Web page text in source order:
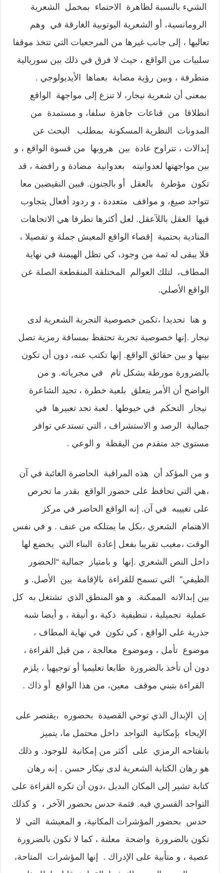
الشيء بالنسبة لظاهرة الاحتماء بمخمل الشعرية
الرومانسية، أو الشعرية اليوتوبية الغارقة في وهم
تعاليها ، إلى جانب غيرها من المرجعيات التي تتخذ موقفا
سلبيات من الواقع ، حيث لا فرق في ذلك بين سوريالية
متطرفة ، وبين رؤية مصابة بعماها الأيديولوجي .
بمعنى أن شعرية نيجار، لا تنزع إلى مواجهة الواقع
انطلاقا من قناعات جاهزة سلفا، و مستمدة من
المدونات النظرية المسكونة بمطلب البحث عن
إبدالات ، تتراوح عادة بين هروبها من قسوة الواقع ، و
بين مواجهتها لعدوانيته بعدوانية مضادة و رافضة ، قد
تكون مؤطرة بالعقل أو بالجنون. فبين النقيضين معا
تتواجد صيغ، و مواقف متعددة ، و ردود أفعال يتجاوب
فيها العقل باللآعقل. لعل أكثرها تطرفا هي الاتجاهات
المنادية بحتمية إقصاء الواقع المعيش جملة و تفصيلا ،
فلا يبقى له ثمة من وجود، كي تظل الهيمنة في نهاية
المطاف، لتلك العوالم المختلقة المنقطعة الصلة عن
الواقع الأصلي.
و هنا تحديدا ،تكمن خصوصية التجربة الشعرية لدى
نيجار .إنها خصوصية تجربة تحتفظ بمسافة رمزية تصل
بينها و بين حقائق الواقع. إنها تكتب عنه، دون أن تكون
بالضرورة مورطة بشكل تام في مجرياته. و من
الواضح أن الأمر يتعلق بلعبة خطرة ، تجيد الشاعرة
نيجار التحكم في خيوطها . لعبة تجد تعبيرها في
جمالية الرصد و الاستشراف ، التي تستدعي توافر
مستوى جد متقدم من اليقظة و الوعي .
و من المؤكد أن هذه المراقبة الحاضرة الغائبة في آن
،هي التي تحافظ على حضور الواقع بقدر ما تحرص
على تغييبه في آن. إنه الواقع الحاضر في مركز
الاهتمام الشعري ،بكل ما يمتلكه من عنف . و في نفس
الوقت ،مغيب تقريبا بفعل إعادة البناء التي يخضع لها
داخل النص الشعري .إنها و بامتياز جمالية “الحضور
الطيفي” التي تسمح للقراءة بالإقامة بين الأصل. و
بين إبدالاته الممكنة. و هو المنطق الذي تشتغل به كل
عملية تجميلية ، تنظيفية ذكية ،و أنيقة ، و أيضا شبه
جذرية على الواقع ، كي تكون في نهاية المطاف ،
موضوع تأمل ، وموضوع معالجة ، من قبل القراءة ،
دون أن تأخذ بالضرورة طابعا تعليميا أو توجيهيا ، يلزم
القراءة بتبني موقف معين، من هذا الواقع أو ذاك .
إن الإبدال الذي توحي القصيدة بحضوره ،يقتصر على
الإيحاء بإمكانية التواجد داخل محتمل ما، يتميز
بانفتاحه الرمزي على أكثر من إمكانية للوجود. و ذلك
هو رهان الكتابة الشعرية لدى نيكار حسن . إنه رهان
كتابة تشير إلى المكان البديل ،دون أن تكره القراءة على
التواجد القسري فيه. فثمة حدس بحضور الآخر ، و كذلك
حدس بحضور المؤشرات المكانية، و المعيشة التي لا
تكون بالضرورة واضحة معلنة ، كما لا تكون بالضرورة
عصية ، و متأبية على الإدراك . إنها المؤشرات المتاحة،